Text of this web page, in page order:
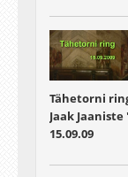
Tähetorni
Jaak
15.09.09